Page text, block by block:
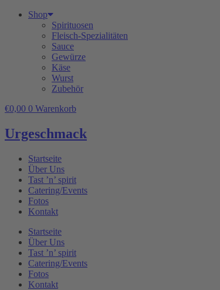
Shop
Spirituosen
Fleisch-Spezialitäten
Sauce
Gewürze
Käse
Wurst
Zubehör
€0,00 0 Warenkorb
Urgeschmack
Startseite
Über Uns
Tast ’n’ spirit
Catering/Events
Fotos
Kontakt
Startseite
Über Uns
Tast ’n’ spirit
Catering/Events
Fotos
Kontakt